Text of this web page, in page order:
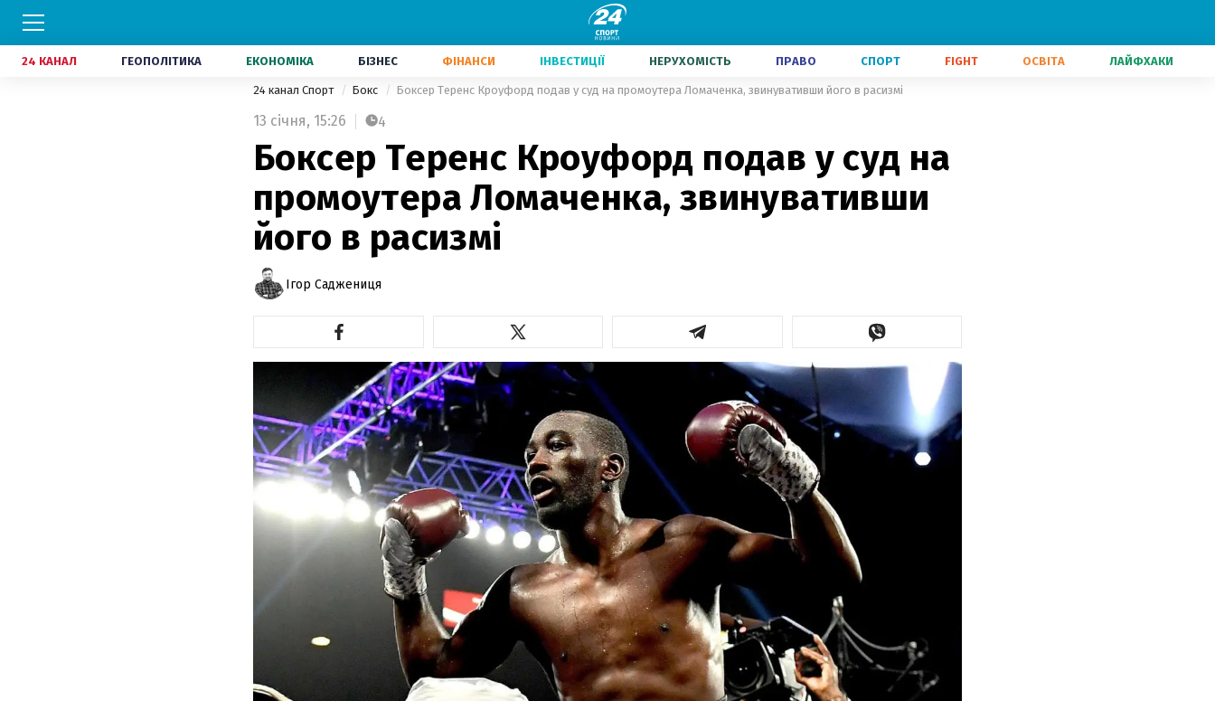
24 КАНАЛ ГЕОПОЛІТИКА ЕКОНОМІКА БІЗНЕС ФІНАНСИ ІНВЕСТИЦІЇ НЕРУХОМІСТЬ ПРАВО СПОРТ FIGHT ОСВІТА ЛАЙФХАКИ
24 канал Спорт Бокс Боксер Теренс Кроуфорд подав у суд на промоутера Ломаченка, звинувативши його в расизмі
13 січня, 15:26 4
Боксер Теренс Кроуфорд подав у суд на
промоутера Ломаченка, звинувативши
його в расизмі
Ігор Саджениця